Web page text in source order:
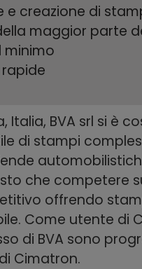
e creazione di
maggior parte
minimo
Italia, BVA srl si è
di stampi
che competere
offrendo
Come utente di
di BVA sono
Cimatron.